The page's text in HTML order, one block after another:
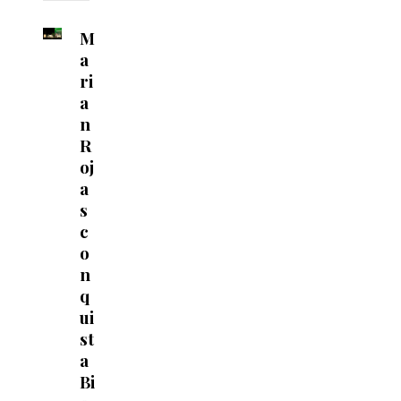
M
a
ri
a
n
R
oj
a
s
c
o
n
q
ui
st
a
Bi